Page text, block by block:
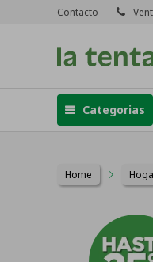
Categorias
Contacto
Home